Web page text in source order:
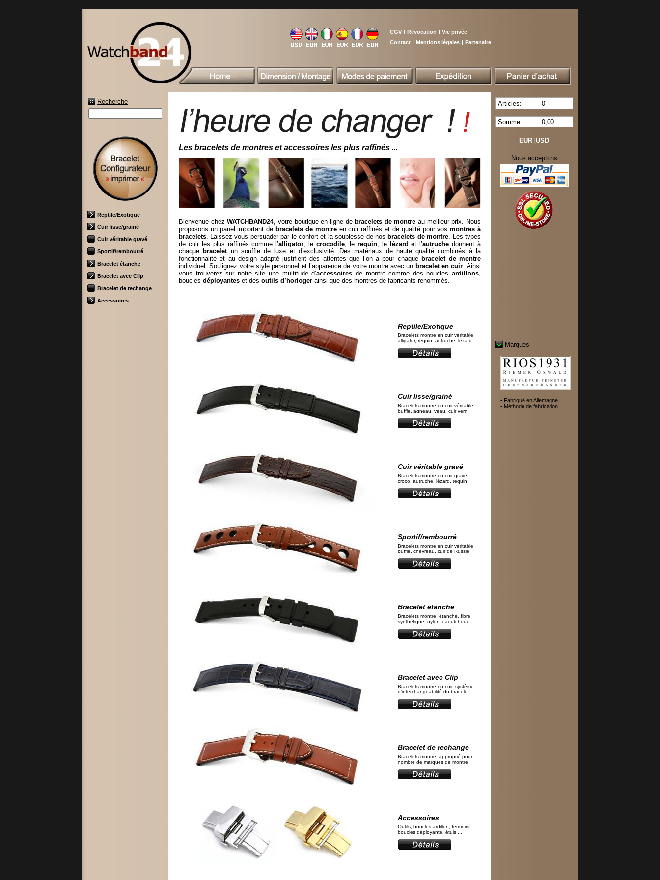
CGV | Révocation | Vie privée
Contact | Mentions légales | Partenaire
Recherche
Reptile/Exotique
Cuir lisse/grainé
Cuir véritable gravé
Sportif/rembourré
Bracelet étanche
Bracelet avec Clip
Bracelet de rechange
Accessoires
Les bracelets de montres et accessoires les plus raffinés ...
Bienvenue chezWATCHBAND24, votre boutique en ligne de bracelets de montre au meilleur prix. Nous
proposons un panel important de bracelets de montreen cuir raffinés et de qualité pour vosmontres à
bracelets. Laissez-vous persuader par le confort et la souplesse de nos bracelets de montre. Les types
de cuir les plus raffinés comme l’alligator, le crocodile, le requin, le lézard et l’autruche donnent à
chaque braceletun souffle de luxe et d’exclusivité. Des matériaux de haute qualité combinés à la
fonctionnalité et au design adapté justifient des attentes que l’on a pour chaque bracelet de montre
individuel. Soulignez votre style personnel et l’apparence de votre montre avec un bracelet en cuir. Ainsi
vous trouverez sur notre site une multitude d’accessoires de montre comme des bouclesardillons,
boucles déployantes et des outils d’horloger ainsi que des montres de fabricants renommés.
Reptile/Exotique
Bracelets montre en cuir véritable
alligator, requin, autruche, lézard
Cuir lisse/grainé
Bracelets montre en cuir véritable
buffle, agneau, veau, cuir verni
Cuir véritable gravé
Bracelets montre en cuir gravé
croco, autruche, lézard, requin
Sportif/rembourré
Bracelets montre en cuir véritable
buffle, chevreau, cuir de Russie
Bracelet étanche
Bracelets montre, étanche, fibre
synthétique, nylon, caoutchouc
Bracelet avec Clip
Bracelets montre en cuir, système
d’interchangeabilité du bracelet
Bracelet de rechange
Bracelets montre, approprié pour
nombre de marques de montre
Accessoires
Outils, boucles ardillon, fermoirs,
boucles déployante, étuis ...
Articles: 0
Somme: 0,00
EUR USD
Nous acceptons
Marques
• Fabriqué en Allemagne
• Méthode de fabrication